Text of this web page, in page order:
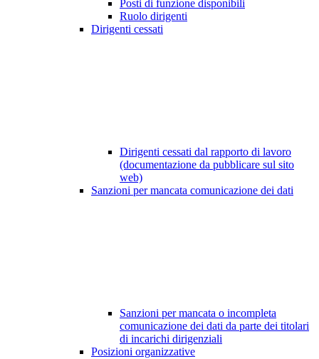
Posti di funzione disponibili
Ruolo dirigenti
Dirigenti cessati
Dirigenti cessati dal rapporto di lavoro
(documentazione da pubblicare sul sito
web)
Sanzioni per mancata comunicazione dei dati
Sanzioni per mancata o incompleta
comunicazione dei dati da parte dei titolari
di incarichi dirigenziali
Posizioni organizzative